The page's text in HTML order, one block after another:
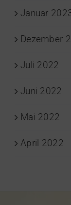
Januar
Dezember
Juli 2022
Juni 2022
Mai 2022
April 2022